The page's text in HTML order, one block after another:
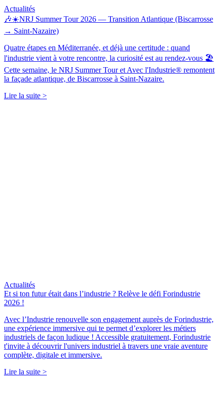
Actualités
🎶☀️NRJ Summer Tour 2026 — Transition Atlantique (Biscarrosse
→ Saint-Nazaire)
Quatre étapes en Méditerranée, et déjà une certitude : quand
l'industrie vient à votre rencontre, la curiosité est au rendez-vous 🏖️
Cette semaine, le NRJ Summer Tour et Avec l'Industrie® remontent
la façade atlantique, de Biscarrosse à Saint-Nazaire.
Lire la suite >
Actualités
Et si ton futur était dans l’industrie ? Relève le défi Forindustrie
2026 !
Avec l’Industrie renouvelle son engagement auprès de Forindustrie,
une expérience immersive qui te permet d’explorer les métiers
industriels de façon ludique ! Accessible gratuitement, Forindustrie
t'invite à découvrir l'univers industriel à travers une vraie aventure
complète, digitale et immersive.
Lire la suite >